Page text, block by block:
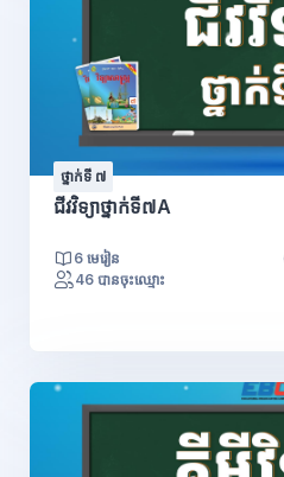
ថ្នាក់ទី ៧
ជីវវិទ្យាថ្នាក់ទី៧A
6 មេរៀន
46 បានចុះឈ្មោះ